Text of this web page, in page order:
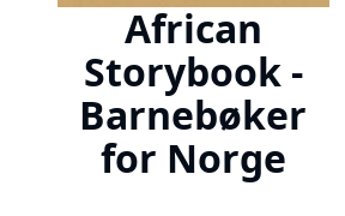
African
Storybook -
Barnebøker
for Norge